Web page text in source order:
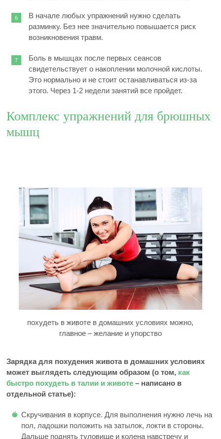
В начале любых упражнений нужно сделать
разминку. Без нее значительно повышается риск
возникновения травм.
Боль в мышцах после первых сеансов
свидетельствует о накоплении молочной кислоты.
Это нормально и не стоит останавливаться из-за
этого. Через 1-2 недели занятий все пройдет.
Комплекс упражнений для брюшных
мышц
похудеть в животе в домашних условиях можно,
главное – желание и упорство
Зарядка для похудения живота в домашних условиях
может выглядеть следующим образом (о том, как
быстро похудеть в талии и животе – написано в
отдельной статье):
Скручивания в корпусе. Для выполнения нужно лечь на
пол, ладошки положить на затылок, локти в стороны.
Дальше поднять туловище и колена навстречу и